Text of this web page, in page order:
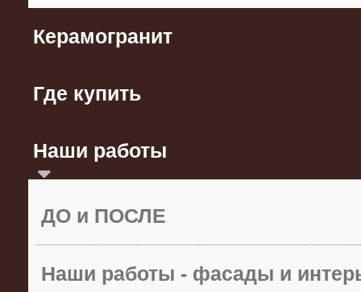
Керамогранит
Где купить
Наши работы
ДО и ПОСЛЕ
Наши работы - фасады и